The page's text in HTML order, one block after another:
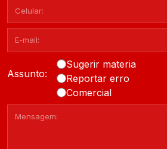
Assunto:
Sugerir materia
Reportar erro
Comercial